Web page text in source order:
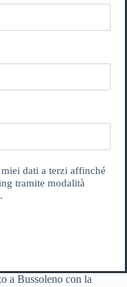
dati a terzi affinché
tramite modalità
a Bussoleno con la